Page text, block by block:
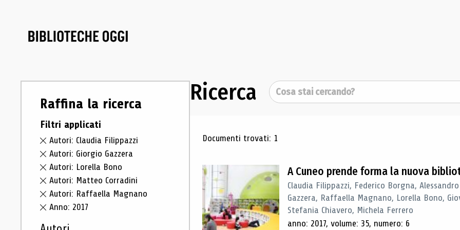
Raffina la ricerca
Filtri applicati
Autori: Claudia Filippazzi
Autori: Giorgio Gazzera
Autori: Lorella Bono
Autori: Matteo Corradini
Autori: Raffaella Magnano
Anno: 2017
Ricerca Cerca
Risultati di ricerca
Documenti trovati: 1
A Cuneo prende forma la nuova
Claudia Filippazzi, Federico Borgna,
Gazzera, Raffaella Magnano, Lorella Bono,
Stefania Chiavero, Michela Ferrero
anno: 2017, volume: 35, numero: 6